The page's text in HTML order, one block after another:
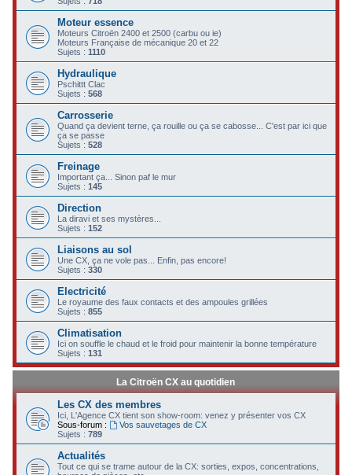
r
e
Moteur essence
Moteurs Citroën 2400 et 2500 (carbu ou ie)
Moteurs Française de mécanique 20 et 22
Sujets :1110
Hydraulique
Pschittt Clac
Sujets :568
Carrosserie
Quand ça devient terne, ça rouille ou ça se cabosse... C'est par ici que
ça se passe
Sujets :528
Freinage
Important ça... Sinon paf le mur
Sujets :145
Direction
La diravi et ses mystères...
Sujets :152
Liaisons au sol
Une CX, ça ne vole pas... Enfin, pas encore!
Sujets :330
Electricité
Le royaume des faux contacts et des ampoules grillées
Sujets :855
Climatisation
Ici on souffle le chaud et le froid pour maintenir la bonne température
Sujets :131
La Citroën CX au quotidien
Les CX des membres
Ici, L'Agence CX tient son show-room: venez y présenter vos CX
Sous-forum :
Vos sauvetages de CX
Sujets :789
Actualités
Tout ce qui se trame autour de la CX: sorties, expos, concentrations,